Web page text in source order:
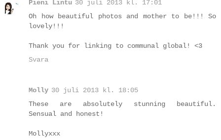
Pieni Lintu 30 juli 2013 kl. 17:01
Oh how beautiful photos and mother to be!!! So
lovely!!!
Thank you for linking to communal global! <3
Svara
Molly 30 juli 2013 kl. 18:05
These are absolutely stunning beautiful.
Sensual and honest!
Mollyxxx